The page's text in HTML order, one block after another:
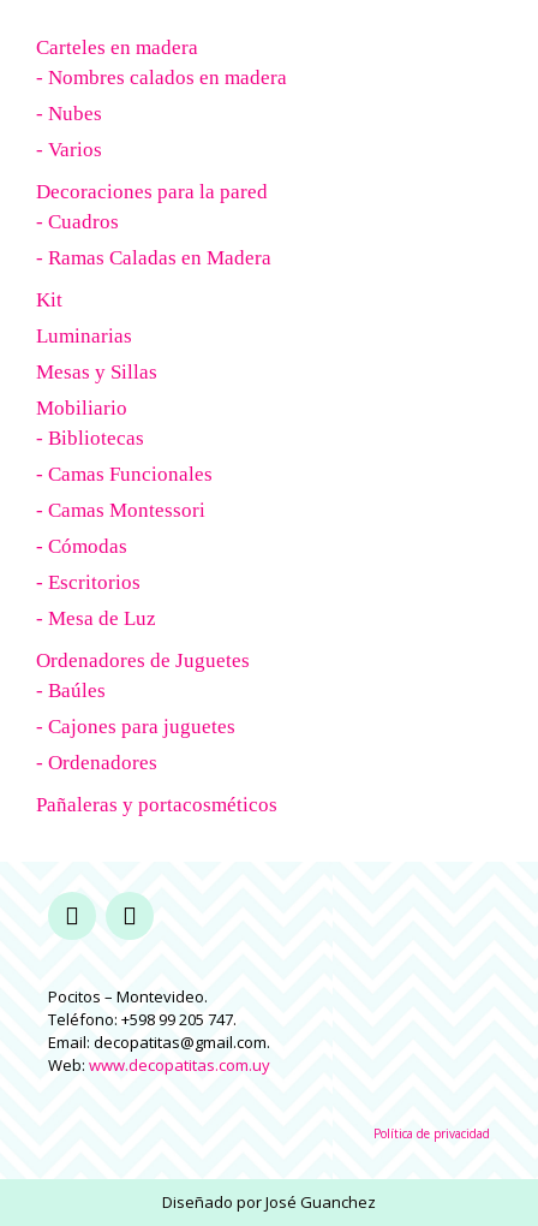
Carteles en madera
- Nombres calados en madera
- Nubes
- Varios
Decoraciones para la pared
- Cuadros
- Ramas Caladas en Madera
Kit
Luminarias
Mesas y Sillas
Mobiliario
- Bibliotecas
- Camas Funcionales
- Camas Montessori
- Cómodas
- Escritorios
- Mesa de Luz
Ordenadores de Juguetes
- Baúles
- Cajones para juguetes
- Ordenadores
Pañaleras y portacosméticos
Pocitos – Montevideo.
Teléfono: +598 99 205 747.
Email: decopatitas@gmail.com.
Web: www.decopatitas.com.uy
Política de privacidad
Diseñado porJosé Guanchez